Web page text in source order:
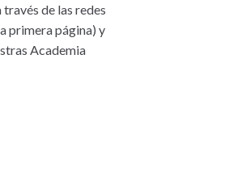
de las redes
primera página) y
Academia